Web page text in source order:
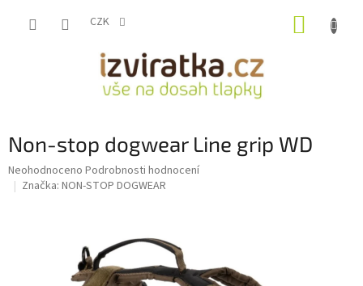
CZK
Non-stop dogwear Line grip WD
Průměrné
hodnocení
Neohodnoceno Podrobnosti hodnocení
Značka: NON-STOP DOGWEAR